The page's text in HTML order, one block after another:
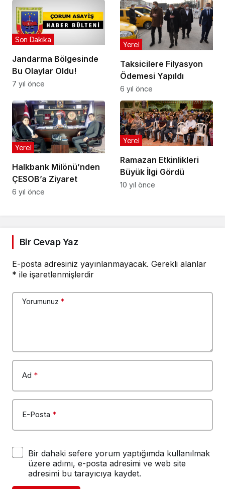
Jandarma Bölgesinde
Bu Olaylar Oldu!
Son Dakika
7 yıl önce
Taksicilere Filyasyon
Ödemesi Yapıldı
Yerel
6 yıl önce
Halkbank Milönü’nden
ÇESOB’a Ziyaret
Yerel
6 yıl önce
Ramazan Etkinlikleri
Büyük İlgi Gördü
Yerel
10 yıl önce
Bir Cevap Yaz
E-posta adresiniz yayınlanmayacak. Gerekli alanlar
* ile işaretlenmişlerdir
Yorumunuz *
Ad *
E-Posta *
Bir dahaki sefere yorum yaptığımda kullanılmak
üzere adımı, e-posta adresimi ve web site
adresimi bu tarayıcıya kaydet.